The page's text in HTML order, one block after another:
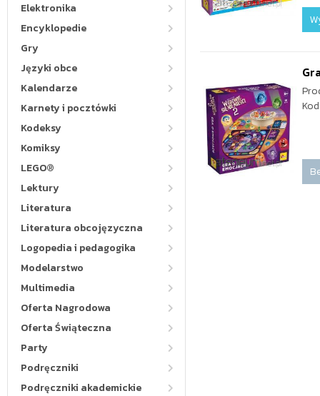
Elektronika
Encyklopedie
Gry
Języki obce
Kalendarze
Karnety i pocztówki
Kodeksy
Komiksy
LEGO®
Lektury
Literatura
Literatura obcojęzyczna
Logopedia i pedagogika
Modelarstwo
Multimedia
Oferta Nagrodowa
Oferta Świąteczna
Party
Podręczniki
Podręczniki akademickie